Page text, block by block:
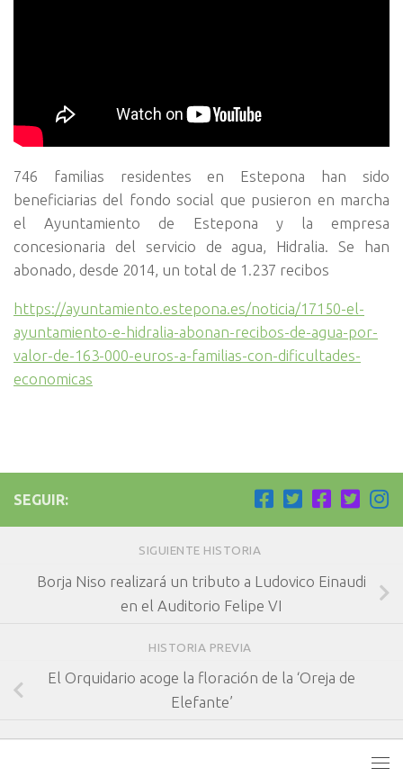
746 familias residentes en Estepona han sido
beneficiarias del fondo social que pusieron en marcha
el Ayuntamiento de Estepona y la empresa
concesionaria del servicio de agua, Hidralia. Se han
abonado, desde 2014, un total de 1.237 recibos
https://ayuntamiento.estepona.es/noticia/17150-el-
ayuntamiento-e-hidralia-abonan-recibos-de-agua-por-
valor-de-163-000-euros-a-familias-con-dificultades-
economicas
SEGUIR:
SIGUIENTE HISTORIA
Borja Niso realizará un tributo a Ludovico Einaudi
en el Auditorio Felipe VI
HISTORIA PREVIA
El Orquidario acoge la floración de la ‘Oreja de
Elefante’